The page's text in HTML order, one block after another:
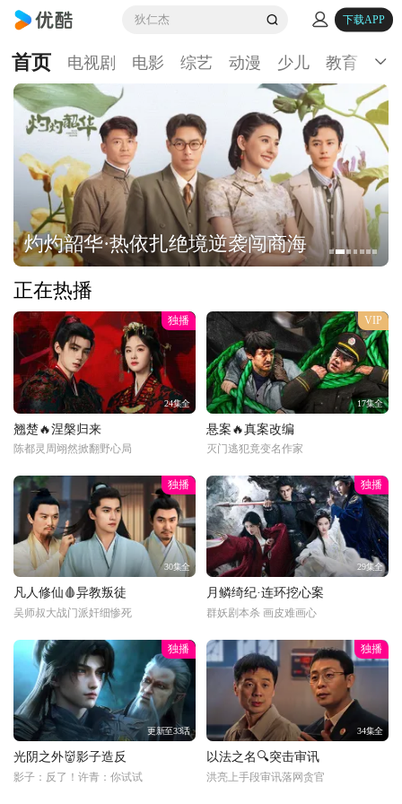
狄仁杰 下载APP
首页 电视剧 电影 综艺 动漫 少儿 教育 生
灼灼韶华·热依扎绝境逆袭闯商海
正在热播
独播
24集全
翘楚🔥涅槃归来
陈都灵周翊然掀翻野心局
VIP
17集全
悬案🔥真案改编
灭门逃犯竟变名作家
独播
30集全
凡人修仙🩸异教叛徒
吴师叔大战门派奸细惨死
独播
29集全
月鳞绮纪·连环挖心案
群妖剧本杀 画皮难画心
独播
更新至33话
光阴之外👹影子造反
影子：反了！许青：你试试
独播
34集全
以法之名🔍突击审讯
洪亮上手段审讯落网贪官